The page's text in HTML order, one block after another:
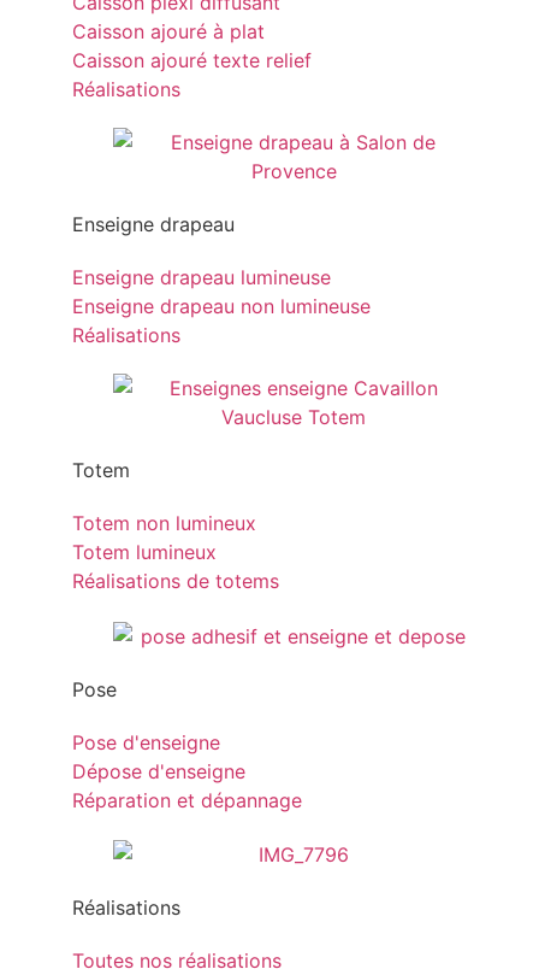
Caisson ajouré à plat
Caisson ajouré texte relief
Réalisations
Enseigne drapeau
Enseigne drapeau lumineuse
Enseigne drapeau non lumineuse
Réalisations
Totem
Totem non lumineux
Totem lumineux
Réalisations de totems
Pose
Pose d'enseigne
Dépose d'enseigne
Réparation et dépannage
Réalisations
Toutes nos réalisations